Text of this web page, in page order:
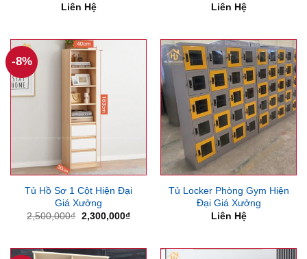
Liên Hệ
Liên Hệ
-8%
Tủ Hồ Sơ 1 Cột Hiện Đại
Giá Xưởng
2,500,000₫ Giá
2,300,000₫Giá
2,300,000₫.
Tủ Locker Phòng Gym Hiện
Đại Giá Xưởng
Liên Hệ